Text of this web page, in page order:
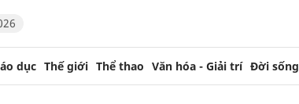
dục Thế giới Thể thao Văn hóa - Giải trí Đời sống